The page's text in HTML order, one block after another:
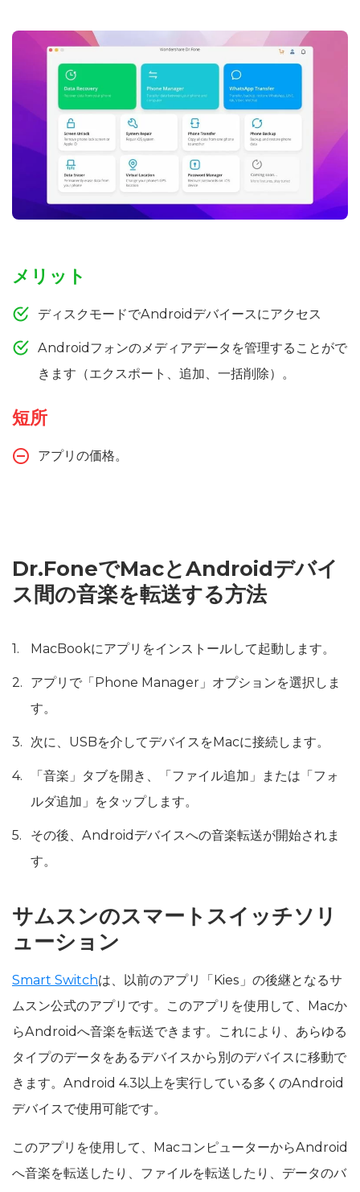
メリット
ディスクモードでAndroidデバイースにアクセス
Androidフォンのメディアデータを管理することがで
きます（エクスポート、追加、一括削除）。
短所
アプリの価格。
Dr.FoneでMacとAndroidデバイ
ス間の音楽を転送する方法
MacBookにアプリをインストールして起動します。
アプリで「Phone Manager」オプションを選択しま
す。
次に、USBを介してデバイスをMacに接続します。
「音楽」タブを開き、「ファイル追加」または「フォ
ルダ追加」をタップします。
その後、Androidデバイスへの音楽転送が開始されま
す。
サムスンのスマートスイッチソリ
ューション
Smart Switchは、以前のアプリ「Kies」の後継となるサ
ムスン公式のアプリです。このアプリを使用して、Macか
らAndroidへ音楽を転送できます。これにより、あらゆる
タイプのデータをあるデバイスから別のデバイスに移動で
きます。Android 4.3以上を実行している多くのAndroid
デバイスで使用可能です。
このアプリを使用して、MacコンピューターからAndroid
へ音楽を転送したり、ファイルを転送したり、データのバ